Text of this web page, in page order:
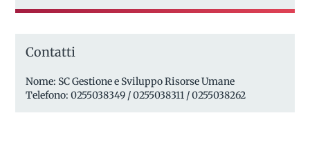
Contatti
Nome: SC Gestione e Sviluppo Risorse Umane
Telefono: 0255038349 / 0255038311 / 0255038262